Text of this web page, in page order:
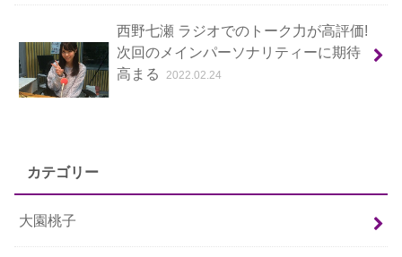
西野七瀬 ラジオでのトーク力が高評価!
次回のメインパーソナリティーに期待
高まる
2022.02.24
カテゴリー
大園桃子